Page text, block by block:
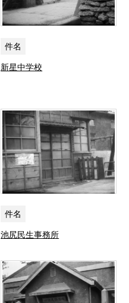
件名
新星中学校
件名
池尻民生事務所